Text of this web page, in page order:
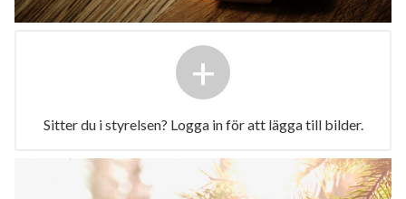
+
Sitter du i styrelsen? Logga in för att lägga till bilder.